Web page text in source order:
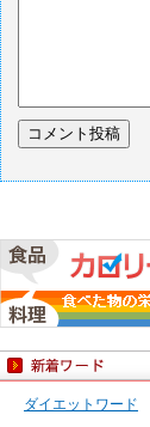
ダイエットワード